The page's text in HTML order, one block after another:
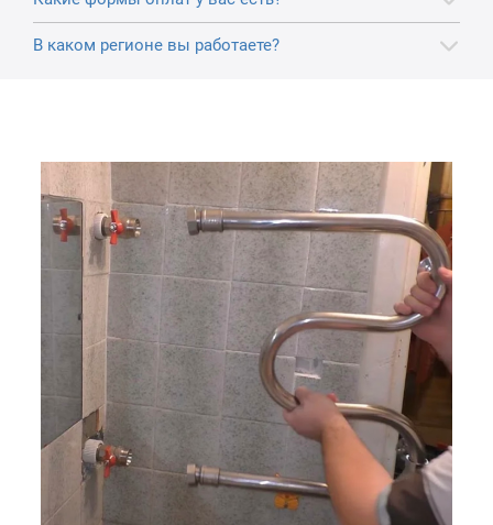
В каком регионе вы работаете?